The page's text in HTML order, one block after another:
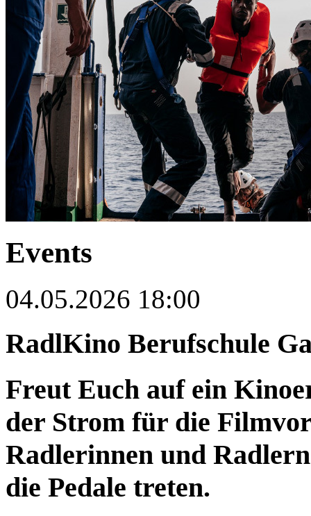
Events
04.05.2026 18:00
RadlKino Berufschule
Freut Euch auf ein
der Strom für die
Radlerinnen und
die Pedale treten.